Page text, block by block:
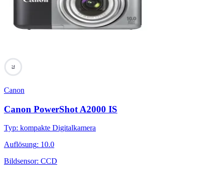
73
Canon
Canon PowerShot A2000 IS
Typ: kompakte Digitalkamera
Auflösung: 10.0
Bildsensor: CCD